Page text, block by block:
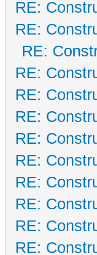
RE:
RE:
RE:
RE:
RE:
RE:
RE:
RE:
RE:
RE:
RE:
RE: